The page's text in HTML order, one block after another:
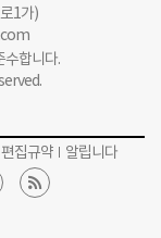
1가)
수합니다.
편집규약 알립니다